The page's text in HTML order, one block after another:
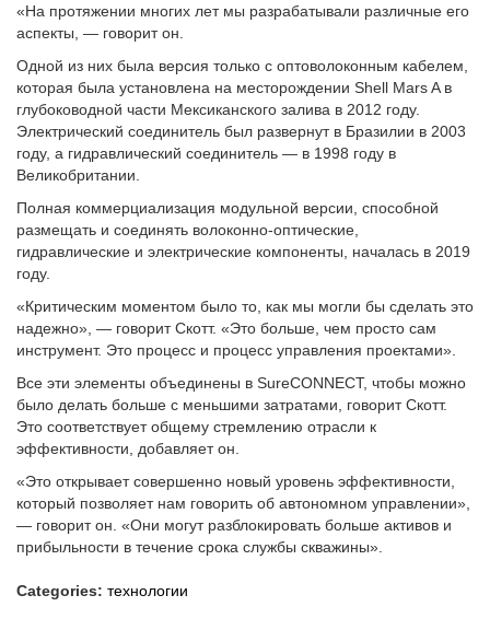
«На протяжении многих лет мы разрабатывали различные его
аспекты, — говорит он.
Одной из них была версия только с оптоволоконным кабелем,
которая была установлена на месторождении Shell Mars A в
глубоководной части Мексиканского залива в 2012 году.
Электрический соединитель был развернут в Бразилии в 2003
году, а гидравлический соединитель — в 1998 году в
Великобритании.
Полная коммерциализация модульной версии, способной
размещать и соединять волоконно-оптические,
гидравлические и электрические компоненты, началась в 2019
году.
«Критическим моментом было то, как мы могли бы сделать это
надежно», — говорит Скотт. «Это больше, чем просто сам
инструмент. Это процесс и процесс управления проектами».
Все эти элементы объединены в SureCONNECT, чтобы можно
было делать больше с меньшими затратами, говорит Скотт.
Это соответствует общему стремлению отрасли к
эффективности, добавляет он.
«Это открывает совершенно новый уровень эффективности,
который позволяет нам говорить об автономном управлении»,
— говорит он. «Они могут разблокировать больше активов и
прибыльности в течение срока службы скважины».
Categories: технологии